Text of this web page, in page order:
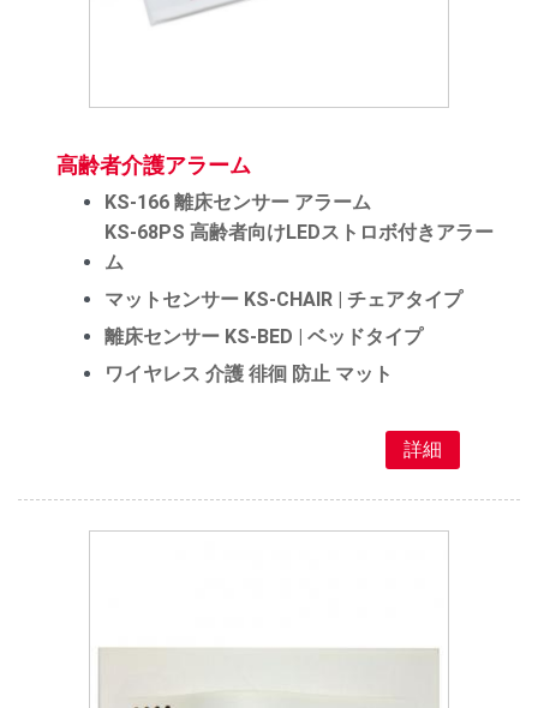
高齢者介護アラーム
KS-166 離床センサー アラーム
KS-68PS 高齢者向けLEDストロボ付きアラー
ム
マットセンサー KS-CHAIR | チェアタイプ
離床センサー KS-BED | ベッドタイプ
ワイヤレス 介護 徘徊 防止 マット
詳細